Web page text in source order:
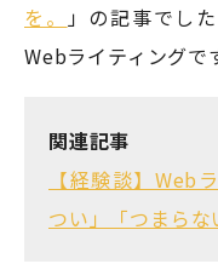
を。
」の記事でし
Webライティングで
関連記事
【経験談】Web
つい」「つまら